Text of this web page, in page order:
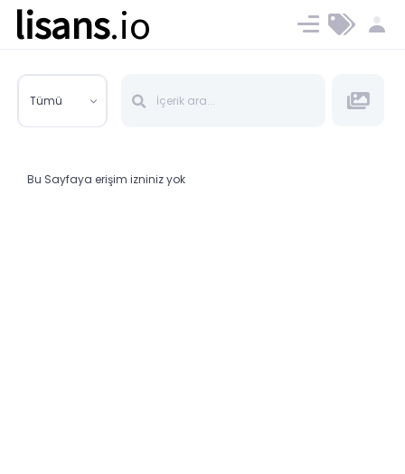
lisans.io Ücret ve Planlar
Tümü
Bu Sayfaya erişim izniniz yok